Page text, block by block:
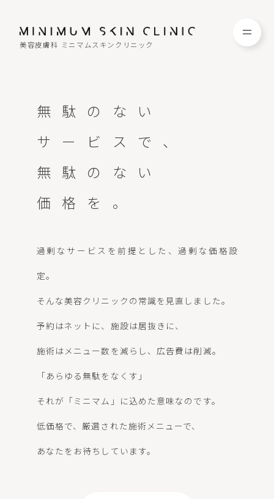
美容皮膚科 ミニマムスキンクリニック
無駄のない
サービスで、
無駄のない
価格を。
過剰なサービスを前提とした、過剰な価格設
定。
そんな美容クリニックの常識を見直しました。
予約はネットに、施設は居抜きに、
施術はメニュー数を減らし、広告費は削減。
「あらゆる無駄をなくす」
それが「ミニマム」に込めた意味なのです。
低価格で、厳選された施術メニューで、
あなたをお待ちしています。
CAMPAIGN